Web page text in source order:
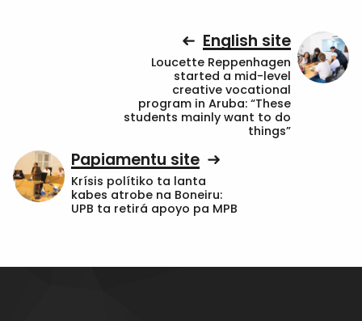
English site
Loucette Reppenhagen
started a mid-level
creative vocational
program in Aruba: “These
students mainly want to do
things”
Papiamentu site
Krísis polítiko ta lanta
kabes atrobe na Boneiru:
UPB ta retirá apoyo pa MPB